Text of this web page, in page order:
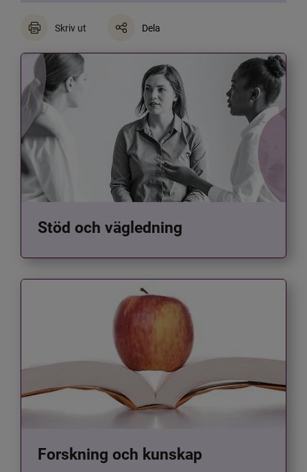
Skriv ut Dela
Stöd och vägledning
Forskning och kunskap